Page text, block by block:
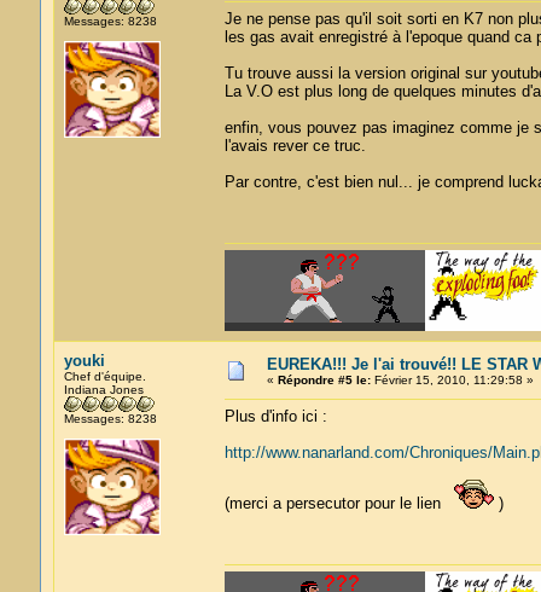
Messages: 8238
Je ne pense pas qu'il soit sorti en K7 non
les gas avait enregistré à l'epoque quand ca
Tu trouve aussi la version original sur
La V.O est plus long de quelques minutes
enfin, vous pouvez pas imaginez comme je
l'avais rever ce truc.
Par contre, c'est bien nul... je comprend
youki
Chef d'équipe.
Indiana Jones
Messages: 8238
EUREKA!!! Je l'ai trouvé!! LE STAR
« Répondre #5 le:Février 15, 2010, 11:29:58 »
Plus d'info ici :
http://www.nanarland.com/Chroniques/
(merci a persecutor pour le lien )